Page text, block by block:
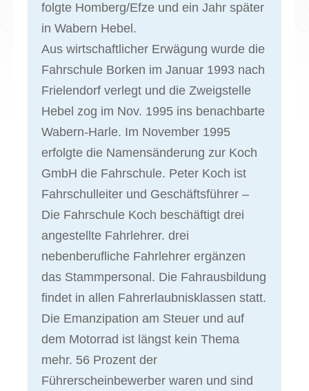
folgte Homberg/Efze und ein Jahr später
in Wabern Hebel.
Aus wirtschaftlicher Erwägung wurde die
Fahrschule Borken im Januar 1993 nach
Frielendorf verlegt und die Zweigstelle
Hebel zog im Nov. 1995 ins benachbarte
Wabern-Harle. Im November 1995
erfolgte die Namensänderung zur Koch
GmbH die Fahrschule. Peter Koch ist
Fahrschulleiter und Geschäftsführer –
Die Fahrschule Koch beschäftigt drei
angestellte Fahrlehrer. drei
nebenberufliche Fahrlehrer ergänzen
das Stammpersonal. Die Fahrausbildung
findet in allen Fahrerlaubnisklassen statt.
Die Emanzipation am Steuer und auf
dem Motorrad ist längst kein Thema
mehr. 56 Prozent der
Führerscheinbewerber waren und sind